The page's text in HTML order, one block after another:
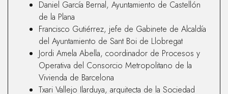
Daniel García Bernal, Ayuntamiento de Castellón
de la Plana
Francisco Gutiérrez, jefe de Gabinete de Alcaldía
del Ayuntamiento de Sant Boi de Llobregat
Jordi Amela Abella, coordinador de Procesos y
Operativa del Consorcio Metropolitano de la
Vivienda de Barcelona
Txari Vallejo Ilarduya, arquitecta de la Sociedad